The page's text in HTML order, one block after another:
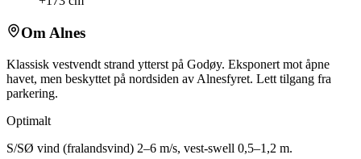
Om Alnes
Klassisk vestvendt strand ytterst på Godøy. Eksponert mot åpne
havet, men beskyttet på nordsiden av Alnesfyret. Lett tilgang fra
parkering.
Optimalt
S/SØ vind (fralandsvind) 2–6 m/s, vest-swell 0,5–1,2 m.